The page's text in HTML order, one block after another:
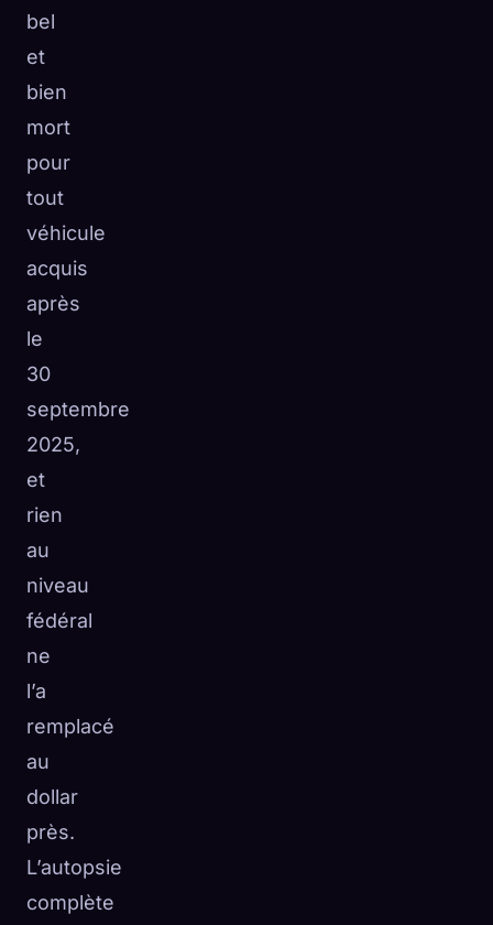
bel
et
bien
mort
pour
tout
véhicule
acquis
après
le
30
septembre
2025,
et
rien
au
niveau
fédéral
ne
l’a
remplacé
au
dollar
près.
L’autopsie
complète